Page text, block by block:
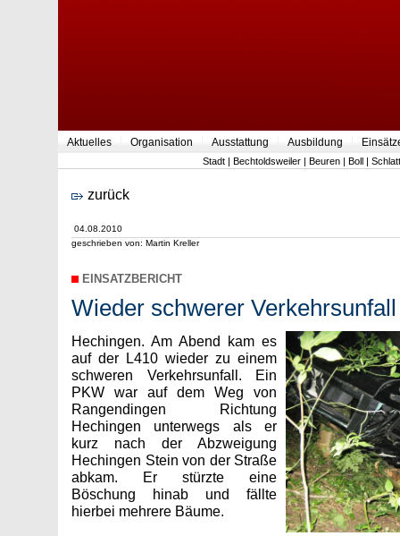
Aktuelles Organisation Ausstattung Ausbildung
Stadt | Bechtoldsweiler | Beuren | Boll | Schlatt
zurück
04.08.2010
geschrieben von: Martin Kreller
EINSATZBERICHT
Wieder schwerer
Hechingen. Am Abend kam es
auf der L410 wieder zu einem
schweren Verkehrsunfall. Ein
PKW war auf dem Weg von
Rangendingen Richtung
Hechingen unterwegs als er
kurz nach der Abzweigung
Hechingen Stein von der Straße
abkam. Er stürzte eine
Böschung hinab und fällte
hierbei mehrere Bäume.